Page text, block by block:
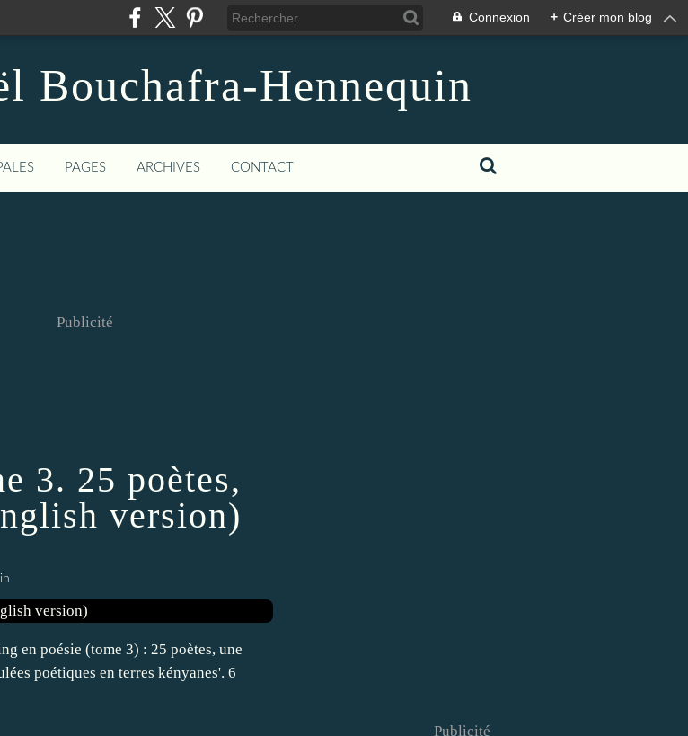
Connexion + Créer mon blog
Bouchafra-Hennequin
PAGES ARCHIVES CONTACT
Publicité
3. 25 poètes,
version)
en poésie (tome 3) : 25 poètes, une
poétiques en terres kényanes'. 6
Publicité